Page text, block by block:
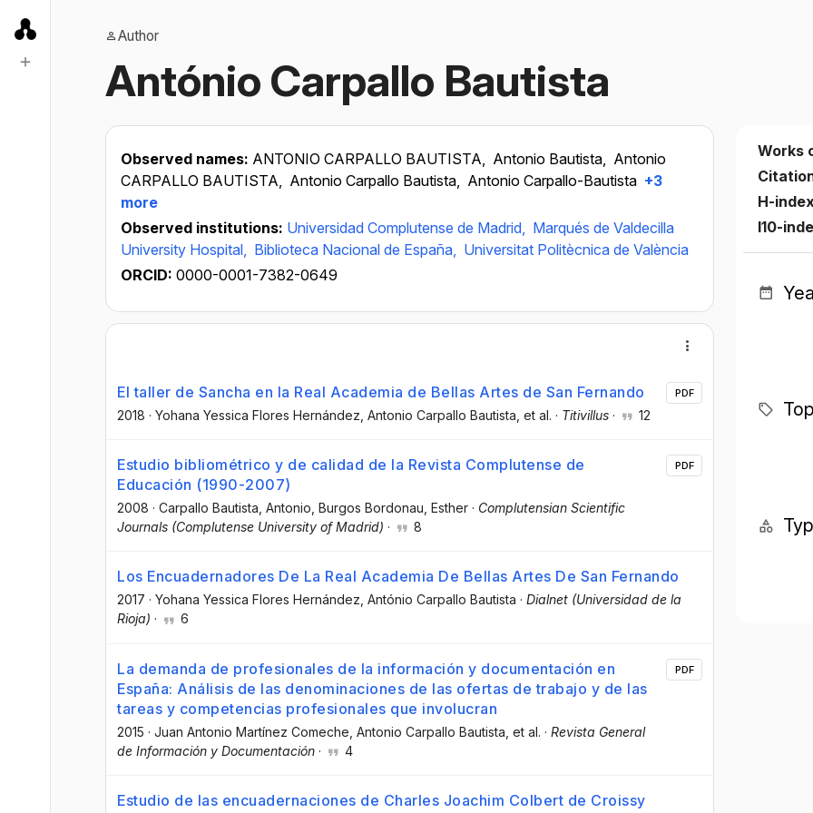
Author
António Carpallo Bautista
Observed names: ANTONIO CARPALLO BAUTISTA, Antonio Bautista, Antonio
CARPALLO BAUTISTA, Antonio Carpallo Bautista, Antonio Carpallo-Bautista +3
more
Observed institutions: Universidad Complutense de Madrid, Marqués de Valdecilla
University Hospital, Biblioteca Nacional de España, Universitat Politècnica de València
ORCID: 0000-0001-7382-0649
El taller de Sancha en la Real Academia de Bellas Artes de San Fernando
2018 · Yohana Yessica Flores Hernández , Antonio Carpallo Bautista , et al. · Titivillus · 12
PDF
Estudio bibliométrico y de calidad de la Revista Complutense de
Educación (1990-2007)
2008 · Carpallo Bautista, Antonio , Burgos Bordonau, Esther · Complutensian Scientific
Journals (Complutense University of Madrid) · 8
PDF
Los Encuadernadores De La Real Academia De Bellas Artes De San Fernando
2017 · Yohana Yessica Flores Hernández , António Carpallo Bautista · Dialnet (Universidad de la
Rioja) · 6
La demanda de profesionales de la información y documentación en
España: Análisis de las denominaciones de las ofertas de trabajo y de las
tareas y competencias profesionales que involucran
2015 · Juan Antonio Martínez Comeche , Antonio Carpallo Bautista , et al. · Revista General
de Información y Documentación · 4
PDF
Estudio de las encuadernaciones de Charles Joachim Colbert de Croissy
Works
H-
I10-